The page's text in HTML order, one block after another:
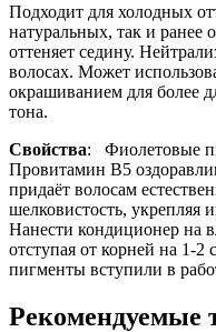
Подходит для холодных
натуральных, так и ранее
оттеняет седину.
волосах. Может
окрашиванием для более
тона.
Свойства: Фиолетовые
Провитамин B5
придаёт волосам
шелковистость, укрепляя
Нанести кондиционер на
отступая от корней на 1-
пигменты вступили в
Рекомендуемые